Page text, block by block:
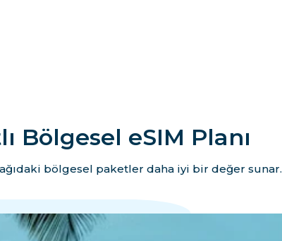
Bölgesel eSIM Planı
bölgesel paketler daha iyi bir değer sunar.